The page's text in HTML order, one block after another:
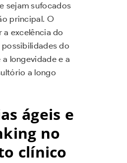
sejam sufocados
principal. O
excelência do
possibilidades do
longevidade e a
a longo
ágeis e
no
clínico